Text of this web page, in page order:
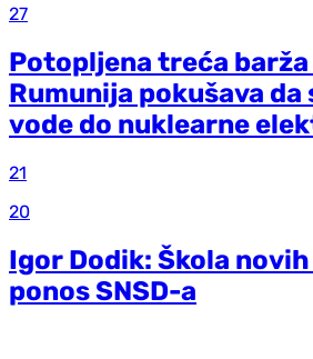
27
Potopljena treća barža
Rumunija pokušava
vode do nuklearne
21
20
Igor Dodik: Škola
ponos SNSD-a